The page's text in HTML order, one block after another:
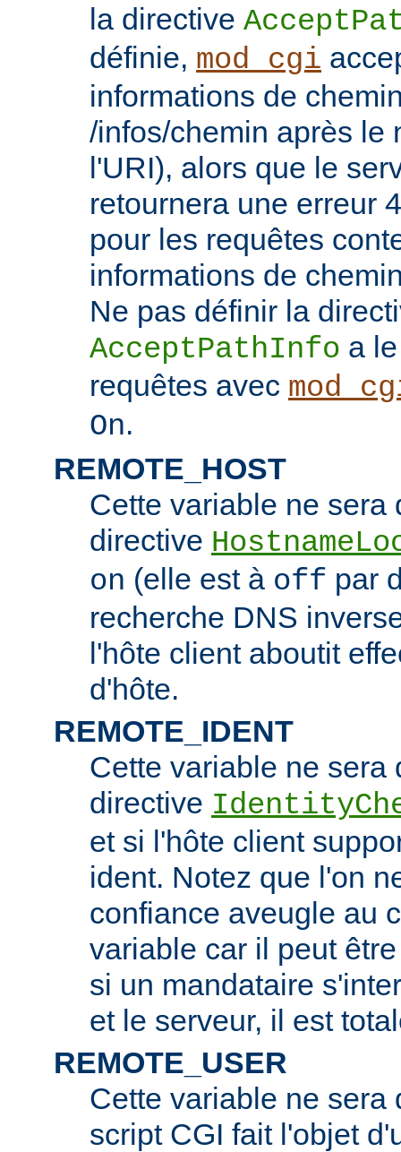
la directive
définie, mod_cgi
informations de
/infos/chemin après le
l'URI), alors que le
retournera une erreur
pour les requêtes
informations de
Ne pas définir la
AcceptPathInfo a
requêtes avec
On.
REMOTE_HOST
Cette variable ne sera
directive
on (elle est à off par
recherche DNS
l'hôte client aboutit
d'hôte.
REMOTE_IDENT
Cette variable ne sera
directive
et si l'hôte client
ident. Notez que l'on
confiance aveugle au
variable car il peut
si un mandataire
et le serveur, il est
REMOTE_USER
Cette variable ne sera
script CGI fait l'objet